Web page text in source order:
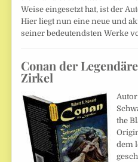
Weise eingesetzt hat, ist der
Hier liegt nun eine neue und
seiner bedeutendsten Werke
Conan der
Zirkel
the
dem